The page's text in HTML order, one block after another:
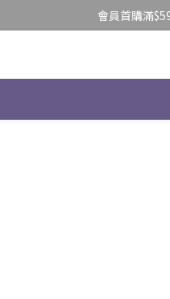
會員首購滿